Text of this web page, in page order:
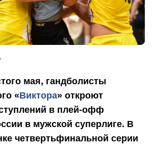
мая, гандболисты
«Виктора» откроют
в плей-офф
в мужской суперлиге. В
четвертьфинальной серии